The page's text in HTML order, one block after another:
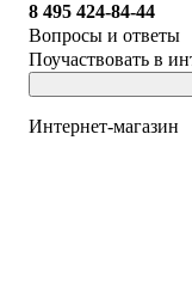
8 495 424-84-44
Вопросы и ответы
Поучаствовать в
Интернет-магазин